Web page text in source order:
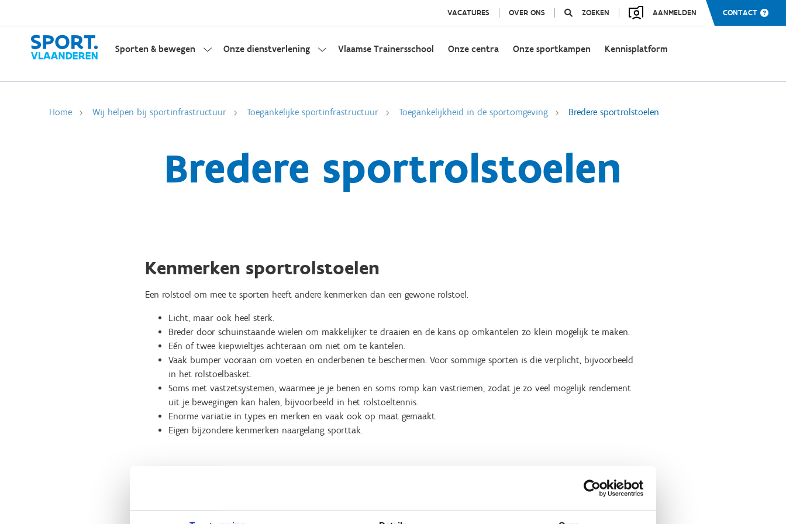
VACATURES OVER ONS ZOEKEN AANMELDEN CONTACT
Sporten & bewegen Onze dienstverlening Vlaamse Trainersschool Onze centra Onze sportkampen Kennisplatform
Home Wij helpen bij sportinfrastructuur Toegankelijke sportinfrastructuur Toegankelijkheid in de sportomgeving Bredere sportrolstoelen
Bredere sportrolstoelen
Kenmerken sportrolstoelen
Een rolstoel om mee te sporten heeft andere kenmerken dan een gewone rolstoel.
Licht, maar ook heel sterk.
Breder door schuinstaande wielen om makkelijker te draaien en de kans op omkantelen zo klein mogelijk te maken.
Eén of twee kiepwieltjes achteraan om niet om te kantelen.
Vaak bumper vooraan om voeten en onderbenen te beschermen. Voor sommige sporten is die verplicht, bijvoorbeeld
in het rolstoelbasket.
Soms met vastzetsystemen, waarmee je je benen en soms romp kan vastriemen, zodat je zo veel mogelijk rendement
uit je bewegingen kan halen, bijvoorbeeld in het rolstoeltennis.
Enorme variatie in types en merken en vaak ook op maat gemaakt.
Eigen bijzondere kenmerken naargelang sporttak.
De ontwerplijst infrastructuur werkt met drie grote groepen: